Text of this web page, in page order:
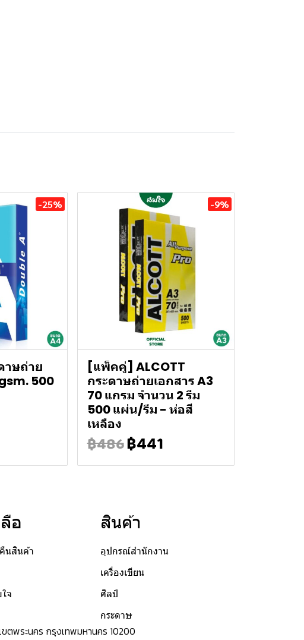
-25%
าษถ่าย
500
-9%
[แพ็คคู่] ALCOTT
กระดาษถ่ายเอกสาร A3
70 แกรม จำนวน 2 รีม
500 แผ่น/รีม - ห่อสี
เหลือง
฿486฿441
อ
นสินค้า
จ
สินค้า
อุปกรณ์สำนักงาน
เครื่องเขียน
ศิลป์
กระดาษ
ขตพระนคร กรุงเทพมหานคร 10200